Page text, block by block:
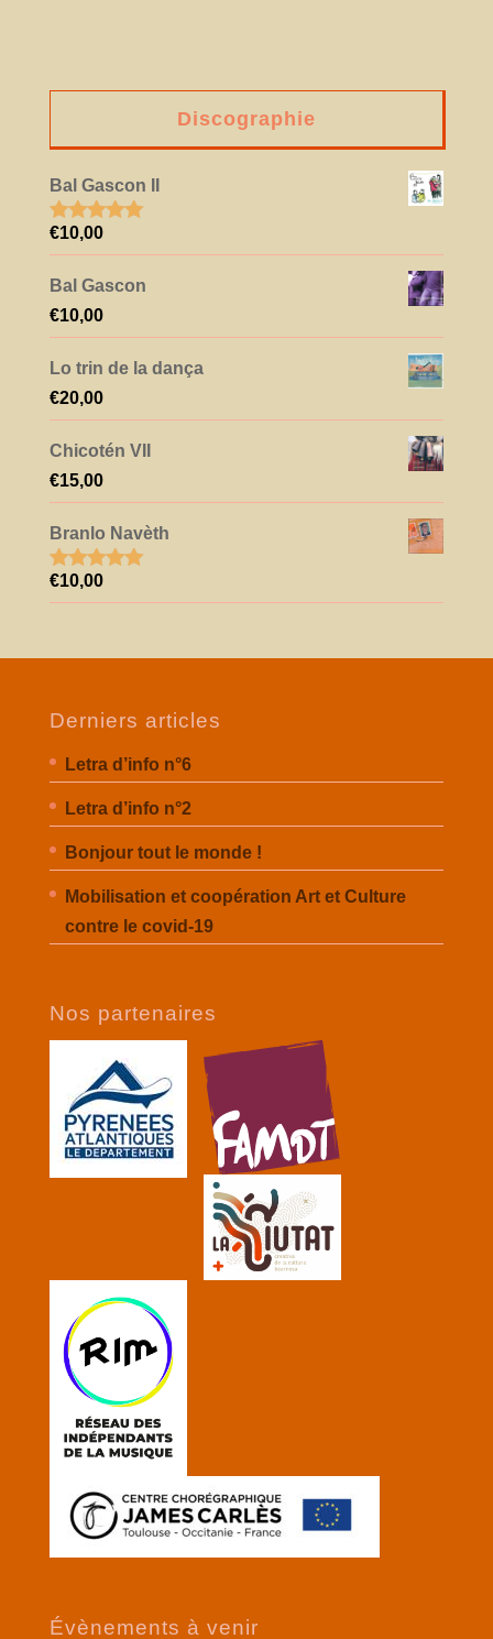
Discographie
Bal Gascon II
Note5.00
sur 5
€10,00
Bal Gascon
€10,00
Lo trin de la dança
€20,00
Chicotén VII
€15,00
Branlo Navèth
Note5.00
sur 5
€10,00
Derniers articles
Letra d’info n°6
Letra d’info n°2
Bonjour tout le monde !
Mobilisation et coopération Art et Culture
contre le covid-19
Nos partenaires
Évènements à venir